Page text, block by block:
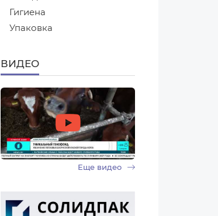
Гигиена
Упаковка
ВИДЕО
Еще видео